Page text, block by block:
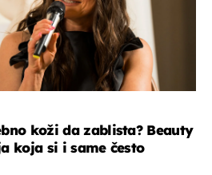
koži da zablista? Beauty
koja si i same često